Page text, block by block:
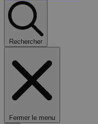
Rechercher
Fermer le menu